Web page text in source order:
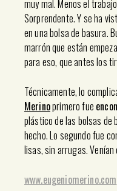
muy mal. Menos el
Sorprendente. Y se ha
en una bolsa de basura.
marrón que están
para eso, que antes los
Técnicamente, lo
Merinoprimero fue
plástico de las bolsas de
hecho. Lo segundo fue
lisas, sin arrugas. Venían
www.eugeniomerino.com